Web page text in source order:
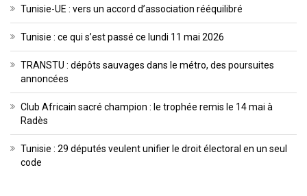
Tunisie-UE : vers un accord d’association rééquilibré
Tunisie : ce qui s’est passé ce lundi 11 mai 2026
TRANSTU : dépôts sauvages dans le métro, des poursuites
annoncées
Club Africain sacré champion : le trophée remis le 14 mai à
Radès
Tunisie : 29 députés veulent unifier le droit électoral en un seul
code